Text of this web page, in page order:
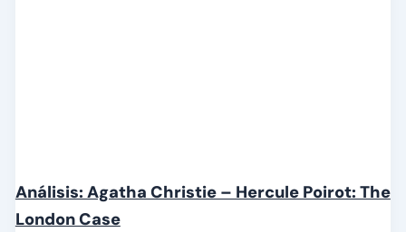
Análisis: Agatha Christie – Hercule Poirot: The
London Case